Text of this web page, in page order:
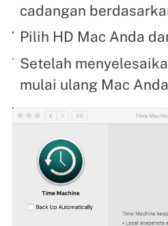
cadangan
Pilih HD Mac Anda
Setelah
mulai ulang Mac